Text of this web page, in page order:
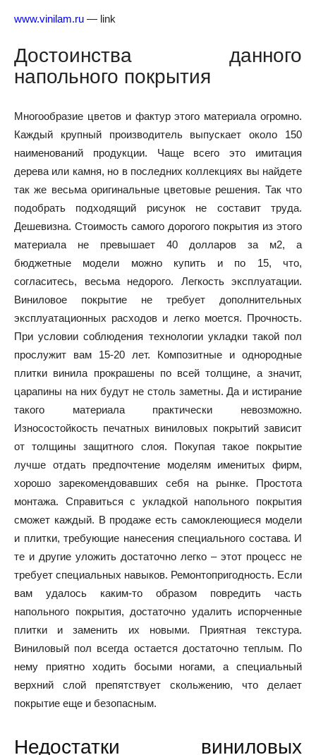
www.vinilam.ru — link
Достоинства данного
напольного покрытия
Многообразие цветов и фактур этого материала огромно.
Каждый крупный производитель выпускает около 150
наименований продукции. Чаще всего это имитация
дерева или камня, но в последних коллекциях вы найдете
так же весьма оригинальные цветовые решения. Так что
подобрать подходящий рисунок не составит труда.
Дешевизна. Стоимость самого дорогого покрытия из этого
материала не превышает 40 долларов за м2, а
бюджетные модели можно купить и по 15, что,
согласитесь, весьма недорого. Легкость эксплуатации.
Виниловое покрытие не требует дополнительных
эксплуатационных расходов и легко моется. Прочность.
При условии соблюдения технологии укладки такой пол
прослужит вам 15-20 лет. Композитные и однородные
плитки винила прокрашены по всей толщине, а значит,
царапины на них будут не столь заметны. Да и истирание
такого материала практически невозможно.
Износостойкость печатных виниловых покрытий зависит
от толщины защитного слоя. Покупая такое покрытие
лучше отдать предпочтение моделям именитых фирм,
хорошо зарекомендовавших себя на рынке. Простота
монтажа. Справиться с укладкой напольного покрытия
сможет каждый. В продаже есть самоклеющиеся модели
и плитки, требующие нанесения специального состава. И
те и другие уложить достаточно легко – этот процесс не
требует специальных навыков. Ремонтопригодность. Если
вам удалось каким-то образом повредить часть
напольного покрытия, достаточно удалить испорченные
плитки и заменить их новыми. Приятная текстура.
Виниловый пол всегда остается достаточно теплым. По
нему приятно ходить босыми ногами, а специальный
верхний слой препятствует скольжению, что делает
покрытие еще и безопасным.
Недостатки виниловых